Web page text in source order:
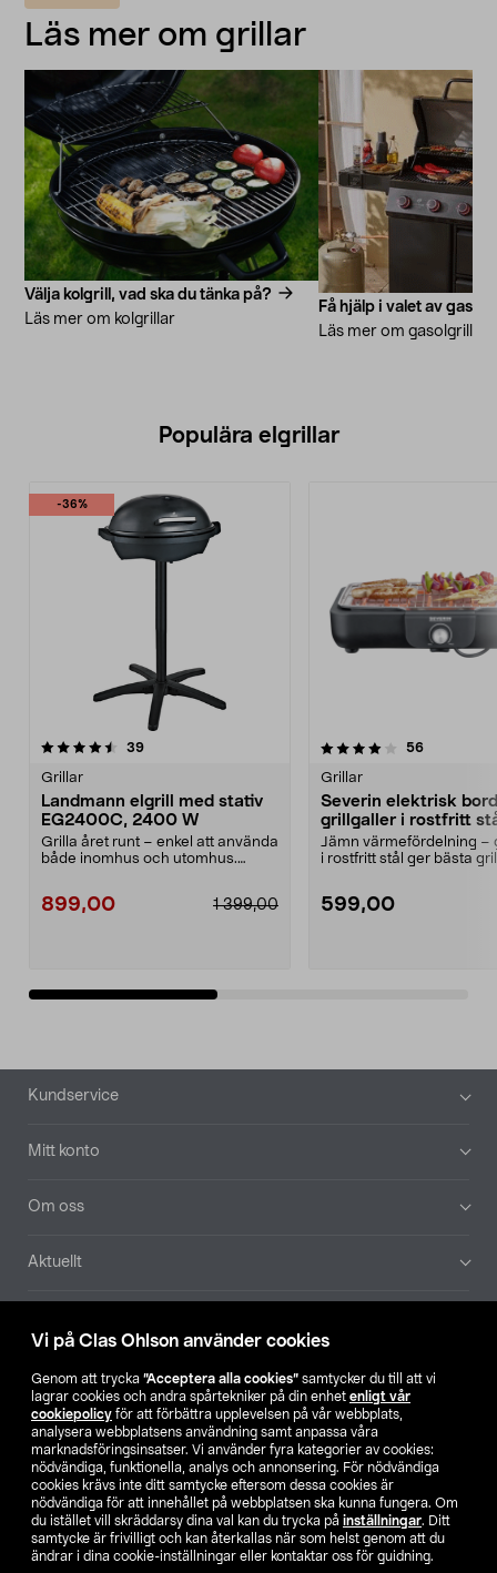
Vi på Clas Ohlson använder cookies
Genom att trycka ”Acceptera alla cookies” samtycker du till att vi
lagrar cookies och andra spårtekniker på din enhet enligt vår
cookiepolicy för att förbättra upplevelsen på vår webbplats,
analysera webbplatsens användning samt anpassa våra
marknadsföringsinsatser. Vi använder fyra kategorier av cookies:
nödvändiga, funktionella, analys och annonsering. För nödvändiga
cookies krävs inte ditt samtycke eftersom dessa cookies är
nödvändiga för att innehållet på webbplatsen ska kunna fungera. Om
du istället vill skräddarsy dina val kan du trycka på inställningar. Ditt
samtycke är frivilligt och kan återkallas när som helst genom att du
ändrar i dina cookie-inställningar eller kontaktar oss för guidning.
Läs mer om grillar
Välja kolgrill, vad ska du tänka på?
Läs mer om kolgrillar
Få hjälp i valet av
Läs mer om gasolgrillar
Populära elgrillar
-36%
39recensioner
Grillar
Landmann elgrill med stativ
EG2400C, 2400 W
Grilla året runt – enkel att använda
både inomhus och utomhus.
1 399,00
899,00
4.0av 5 stjärnor 56recensioner
Grillar
Severin elektrisk
grillgaller i rostfritt
Jämn värmefördelning –
i rostfritt stål ger bästa
599,00
4.5av 5 stjärnor
Sidfot
Kundservice
Mitt konto
Om oss
Aktuellt
Hitta butik
SE NO FI